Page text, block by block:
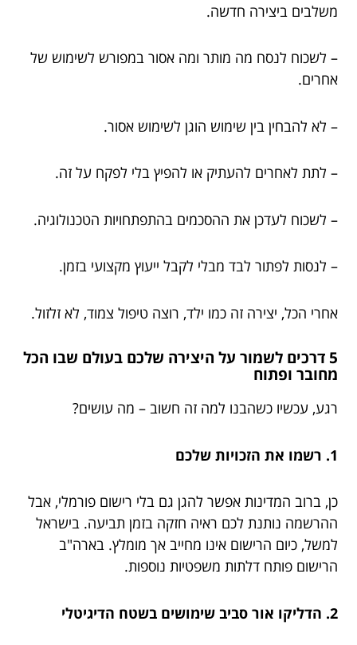
משלבים ביצירה חדשה.
– לשכוח לנסח מה מותר ומה אסור במפורש לשימוש של
אחרים.
– לא להבחין בין שימוש הוגן לשימוש אסור.
– לתת לאחרים להעתיק או להפיץ בלי לפקח על זה.
– לשכוח לעדכן את ההסכמים בהתפתחויות הטכנולוגיה.
– לנסות לפתור לבד מבלי לקבל ייעוץ מקצועי בזמן.
אחרי הכל, יצירה זה כמו ילד, רוצה טיפול צמוד, לא זלזול.
5 דרכים לשמור על היצירה שלכם בעולם שבו הכל
מחובר ופתוח
רגע, עכשיו כשהבנו למה זה חשוב – מה עושים?
1. רשמו את הזכויות שלכם
כן, ברוב המדינות אפשר להגן גם בלי רישום פורמלי, אבל
ההרשמה נותנת לכם ראיה חזקה בזמן תביעה. בישראל
למשל, כיום הרישום אינו מחייב אך מומלץ. בארה"ב
הרישום פותח דלתות משפטיות נוספות.
2. הדליקו אור סביב שימושים בשטח הדיגיטלי